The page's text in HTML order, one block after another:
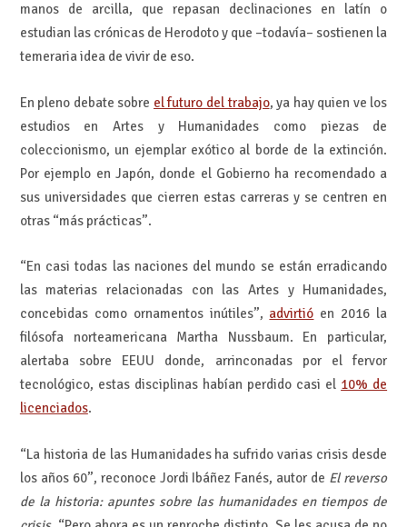
manos de arcilla, que repasan declinaciones en latín o
estudian las crónicas de Herodoto y que –todavía– sostienen la
temeraria idea de vivir de eso.
En pleno debate sobre el futuro del trabajo, ya hay quien ve los
estudios en Artes y Humanidades como piezas de
coleccionismo, un ejemplar exótico al borde de la extinción.
Por ejemplo en Japón, donde el Gobierno ha recomendado a
sus universidades que cierren estas carreras y se centren en
otras “más prácticas”.
“En casi todas las naciones del mundo se están erradicando
las materias relacionadas con las Artes y Humanidades,
concebidas como ornamentos inútiles”, advirtió en 2016 la
filósofa norteamericana Martha Nussbaum. En particular,
alertaba sobre EEUU donde, arrinconadas por el fervor
tecnológico, estas disciplinas habían perdido casi el 10% de
licenciados.
“La historia de las Humanidades ha sufrido varias crisis desde
los años 60”, reconoce Jordi Ibáñez Fanés, autor de El reverso
de la historia: apuntes sobre las humanidades en tiempos de